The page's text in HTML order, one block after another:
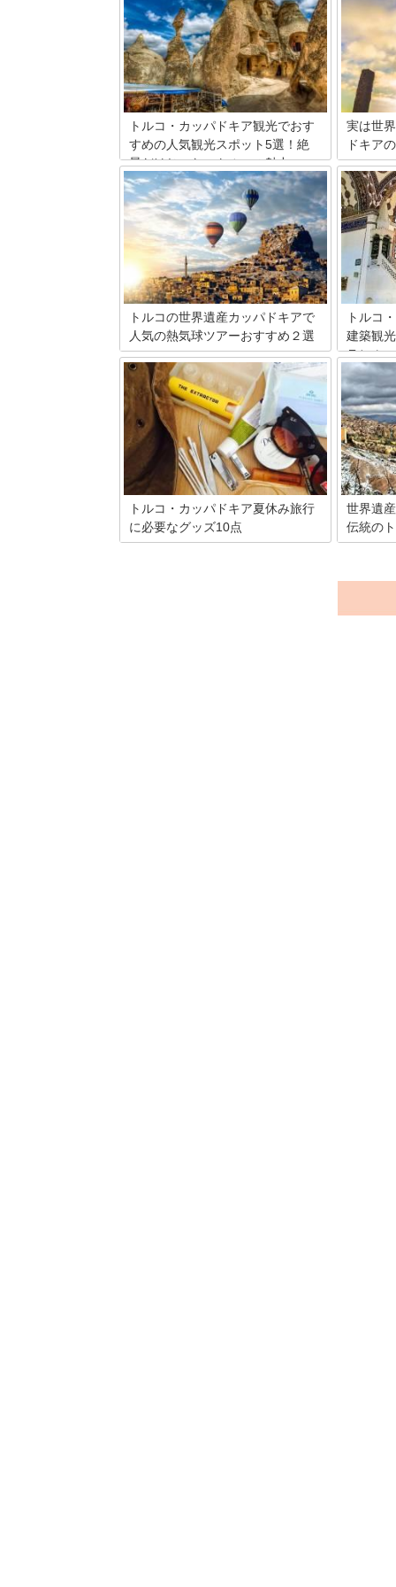
トルコ・カッパドキア観光でおす
すめの人気観光スポット5選！絶
景だけじゃないトルコの魅力
トルコ観光で絶対に外せない観光スポッ
トカッパドキア。世界遺産に登録されて
いる奇岩の群れはまさに異世界、思わず
言葉を失いそうになるほどです。そんな
素晴らしい風景を見ればもう満足！かも
しれませんが、カッパドキアには他にも
見て欲しいものがあるんです。今回はそ
んなスポットをご紹介しましょう。
実は世
ドキア
カッパド
に大きな
ことがで
で最も大
分です。
ェヒル
つの地
り立って
トルコの世界遺産カッパドキアで
人気の熱気球ツアーおすすめ２選
カッパドキアの絶景は地上で眺めても十
分満足のできるものですが、さらなる満
足を求めて空から眺めてみませんか？カ
ッパドキアをより楽しむためのアクティ
ビティとして観光客にとても人気のある
熱気球に乗れば、今まで体験したことの
ない空の旅ができるんです。
トルコ
建築観
ラヒム
行くべ
外国人観
ですが、
パシャ・
コ人観光
年前のオ
とした学
蒸風呂）
をつくっ
ブラヒム
トルコ・カッパドキア夏休み旅行
に必要なグッズ10点
世界遺
伝統の
にあるト
パとも近